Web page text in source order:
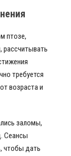
птозе,
рассчитывать
требуется
возраста и
заломы,
Сеансы
чтобы дать